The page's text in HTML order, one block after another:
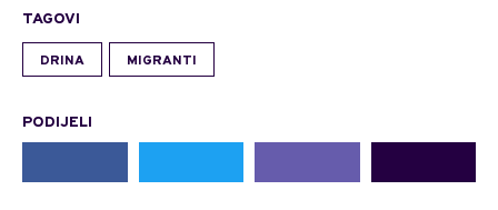
TAGOVI
DRINA MIGRANTI
PODIJELI